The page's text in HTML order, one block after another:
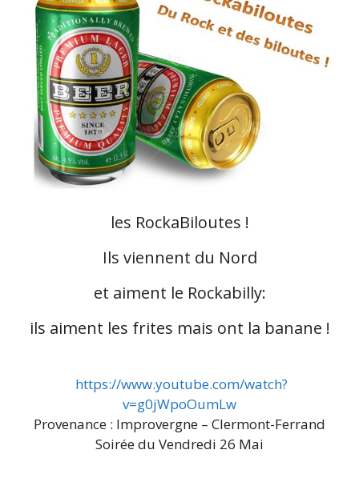
les RockaBiloutes !
Ils viennent du Nord
et aiment le Rockabilly:
ils aiment les frites mais ont la banane !
https://www.youtube.com/watch?
v=g0jWpoOumLw
Provenance : Improvergne – Clermont-Ferrand
Soirée du Vendredi 26 Mai